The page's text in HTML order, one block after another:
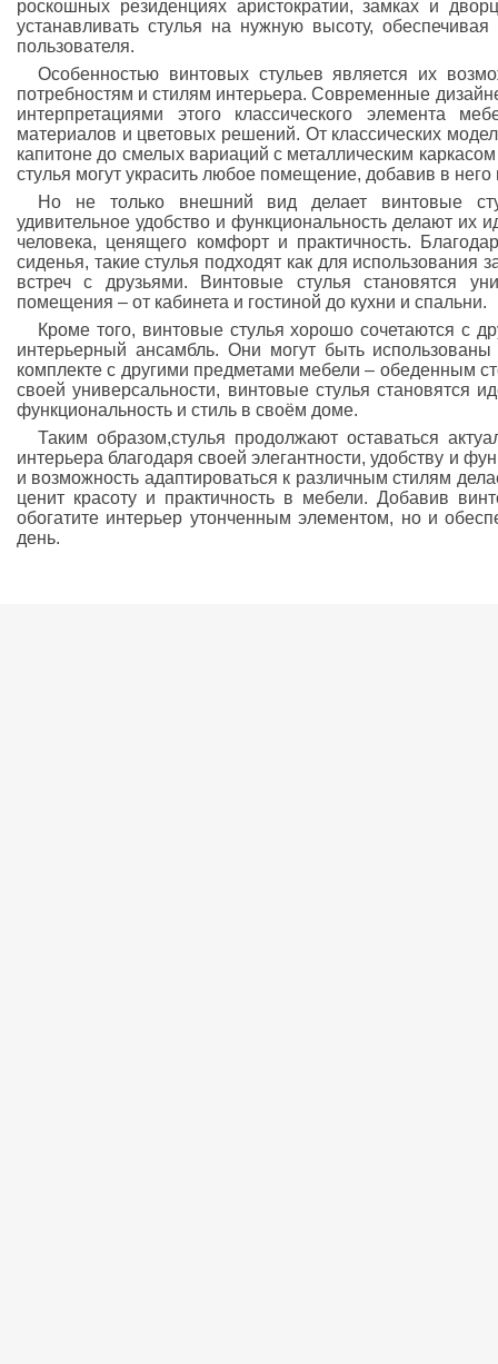
роскошных резиденциях аристократии, замках и
устанавливать стулья на нужную высоту,
пользователя.
Особенностью винтовых стульев является их
потребностям и стилям интерьера. Современные
интерпретациями этого классического элемента
материалов и цветовых решений. От классических
капитоне до смелых вариаций с металлическим
стулья могут украсить любое помещение, добавив в него
Но не только внешний вид делает винтовые
удивительное удобство и функциональность делают
человека, ценящего комфорт и практичность.
сиденья, такие стулья подходят как для использования
встреч с друзьями. Винтовые стулья становятся
помещения – от кабинета и гостиной до кухни и спальни.
Кроме того, винтовые стулья хорошо сочетаются с
интерьерный ансамбль. Они могут быть
комплекте с другими предметами мебели – обеденным
своей универсальности, винтовые стулья становятся
функциональность и стиль в своём доме.
Таким образом,стулья продолжают оставаться
интерьера благодаря своей элегантности, удобству и
и возможность адаптироваться к различным стилям
ценит красоту и практичность в мебели. Добавив
обогатите интерьер утонченным элементом, но и
день.